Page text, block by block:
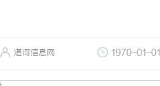
湛河信息网 1970-01-01